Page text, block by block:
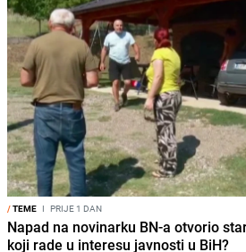
/TEME I PRIJE 1 DAN
Napad na novinarku BN-a otvorio
koji rade u interesu javnosti u BiH?